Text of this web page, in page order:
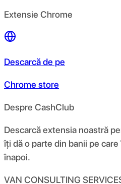
Extensie Chrome
Descarcă de pe
Chrome store
Despre CashClub
Descarcă extensia noastră
îți dă o parte din banii pe
înapoi.
VAN CONSULTING